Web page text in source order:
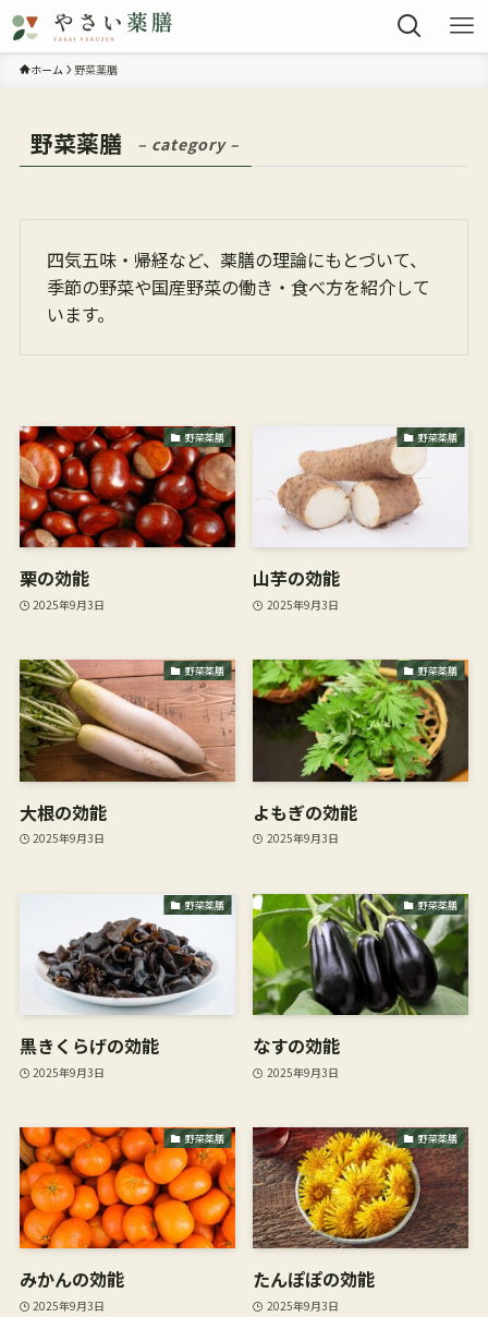
ホーム 野菜薬膳
野菜薬膳 – category –
四気五味・帰経など、薬膳の理論にもとづいて、
季節の野菜や国産野菜の働き・食べ方を紹介して
います。
野菜薬膳
栗の効能
2025年9月3日
野菜薬膳
山芋の効能
2025年9月3日
野菜薬膳
大根の効能
2025年9月3日
野菜薬膳
よもぎの効能
2025年9月3日
野菜薬膳
黒きくらげの効能
2025年9月3日
野菜薬膳
なすの効能
2025年9月3日
野菜薬膳
みかんの効能
2025年9月3日
野菜薬膳
たんぽぽの効能
2025年9月3日